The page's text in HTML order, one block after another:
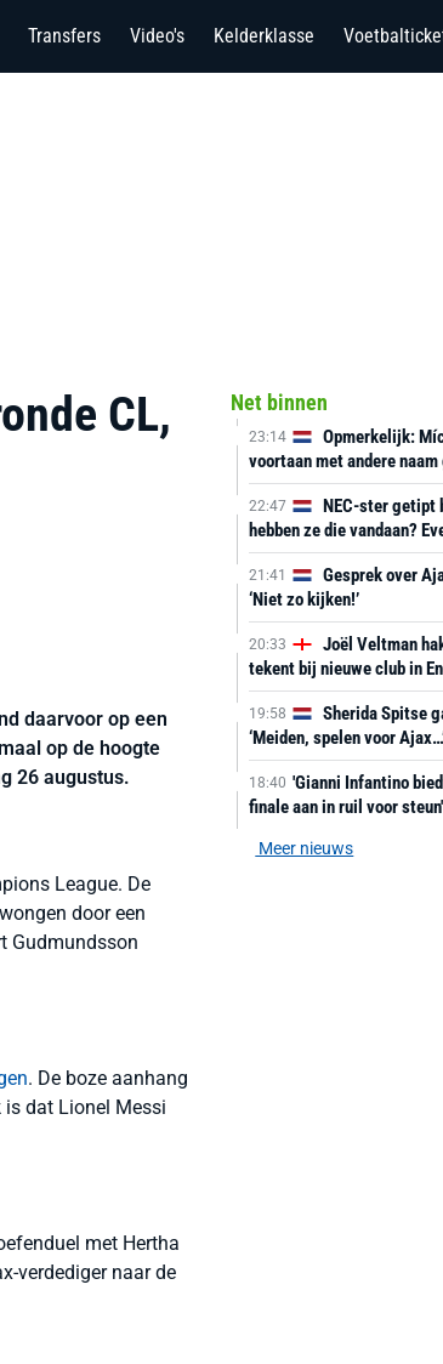
Transfers Video's Kelderklasse
CL,
daarvoor op een
op de hoogte
26 augustus.
League. De
door een
Gudmundsson
. De boze aanhang
dat Lionel Messi
met Hertha
verdediger naar de
Net binnen
23:14
Opmerkelijk:
voortaan met andere
22:47
NEC-ster getipt
hebben ze die vandaan?
21:41
Gesprek over
‘Niet zo kijken!’
20:33
Joël Veltman
tekent bij nieuwe club in
19:58
Sherida Spitse
‘Meiden, spelen voor
18:40 'Gianni Infantino
finale aan in ruil voor steun'
Meer nieuws